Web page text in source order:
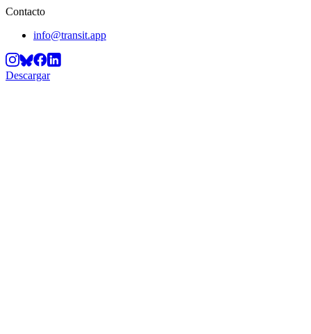
Contacto
info@transit.app
Descargar